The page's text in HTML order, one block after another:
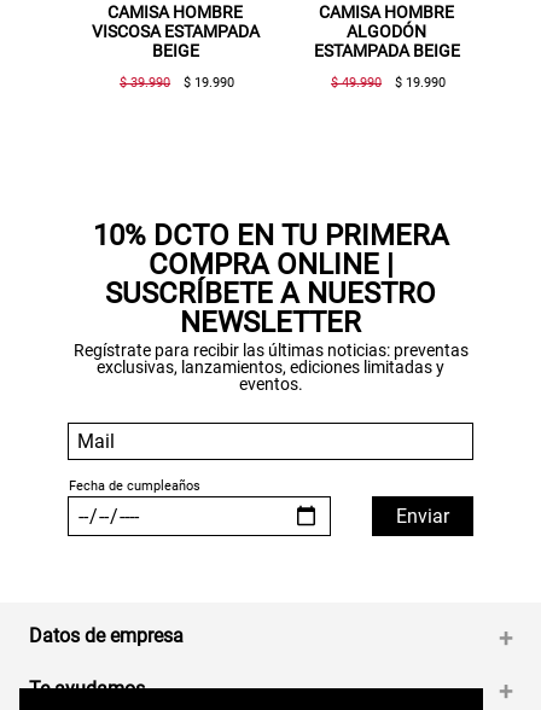
CAMISA HOMBRE
VISCOSA ESTAMPADA
BEIGE
$ 39.990 $ 19.990
CAMISA HOMBRE
ALGODÓN
ESTAMPADA BEIGE
$ 49.990 $ 19.990
10% DCTO EN TU PRIMERA
COMPRA ONLINE |
SUSCRÍBETE A NUESTRO
NEWSLETTER
Regístrate para recibir las últimas noticias: preventas
exclusivas, lanzamientos, ediciones limitadas y
eventos.
Datos de empresa +
Te ayudamos +